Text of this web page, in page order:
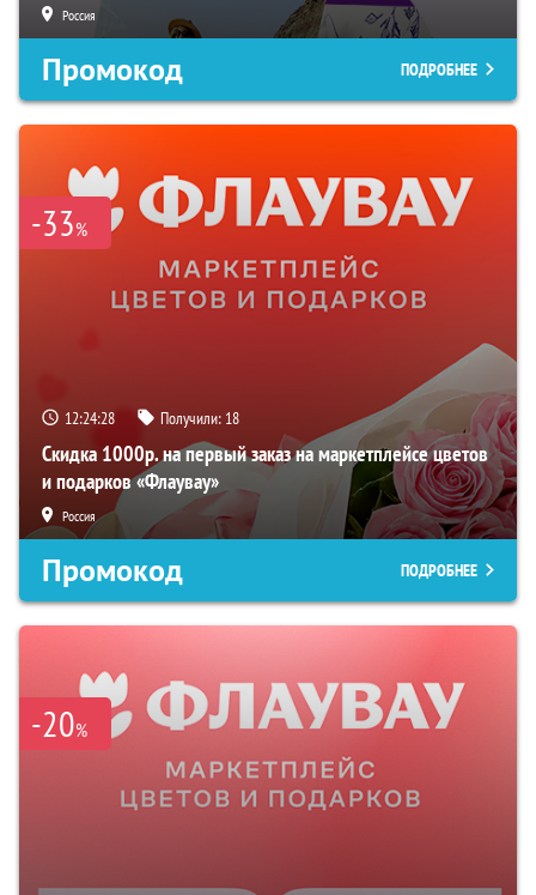
Россия
Промокод ПОДРОБНЕЕ
-33%
12:24:27 Получили: 18
Скидка 1000р. на первый заказ на маркетплейсе цветов
и подарков «Флаувау»
Россия
Промокод ПОДРОБНЕЕ
-20%